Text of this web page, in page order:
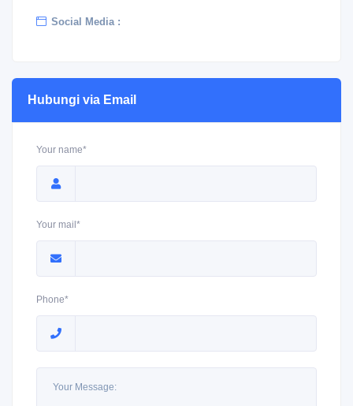
Social Media :
Hubungi via Email
Your name*
Your mail*
Phone*